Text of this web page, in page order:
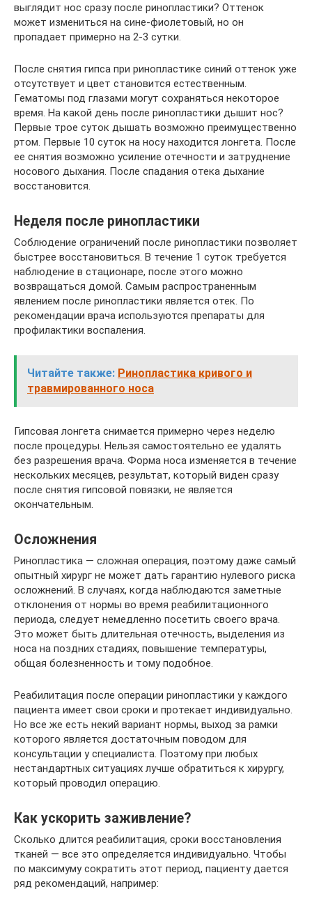
выглядит нос сразу после ринопластики? Оттенок
может измениться на сине-фиолетовый, но он
пропадает примерно на 2-3 сутки.
После снятия гипса при ринопластике синий оттенок уже
отсутствует и цвет становится естественным.
Гематомы под глазами могут сохраняться некоторое
время. На какой день после ринопластики дышит нос?
Первые трое суток дышать возможно преимущественно
ртом. Первые 10 суток на носу находится лонгета. После
ее снятия возможно усиление отечности и затруднение
носового дыхания. После спадания отека дыхание
восстановится.
Неделя после ринопластики
Соблюдение ограничений после ринопластики позволяет
быстрее восстановиться. В течение 1 суток требуется
наблюдение в стационаре, после этого можно
возвращаться домой. Самым распространенным
явлением после ринопластики является отек. По
рекомендации врача используются препараты для
профилактики воспаления.
Читайте также: Ринопластика кривого и
травмированного носа
Гипсовая лонгета снимается примерно через неделю
после процедуры. Нельзя самостоятельно ее удалять
без разрешения врача. Форма носа изменяется в течение
нескольких месяцев, результат, который виден сразу
после снятия гипсовой повязки, не является
окончательным.
Осложнения
Ринопластика — сложная операция, поэтому даже самый
опытный хирург не может дать гарантию нулевого риска
осложнений. В случаях, когда наблюдаются заметные
отклонения от нормы во время реабилитационного
периода, следует немедленно посетить своего врача.
Это может быть длительная отечность, выделения из
носа на поздних стадиях, повышение температуры,
общая болезненность и тому подобное.
Реабилитация после операции ринопластики у каждого
пациента имеет свои сроки и протекает индивидуально.
Но все же есть некий вариант нормы, выход за рамки
которого является достаточным поводом для
консультации у специалиста. Поэтому при любых
нестандартных ситуациях лучше обратиться к хирургу,
который проводил операцию.
Как ускорить заживление?
Сколько длится реабилитация, сроки восстановления
тканей — все это определяется индивидуально. Чтобы
по максимуму сократить этот период, пациенту дается
ряд рекомендаций, например: